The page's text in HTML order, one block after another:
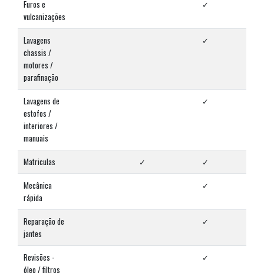
Furos e
vulcanizações
✓
Lavagens
chassis /
motores /
parafinação
✓
Lavagens de
estofos /
interiores /
manuais
✓
Matriculas ✓ ✓
Mecânica
rápida
✓
Reparação de
jantes
✓
Revisões -
óleo / filtros
✓